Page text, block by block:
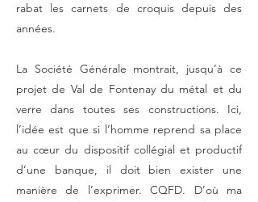
rabat les carnets de croquis depuis des
années.
La Société Générale montrait, jusqu’à ce
projet de Val de Fontenay du métal et du
verre dans toutes ses constructions. Ici,
l’idée est que si l’homme reprend sa place
au cœur du dispositif collégial et productif
d’une banque, il doit bien exister une
manière de l’exprimer. CQFD. D’où ma